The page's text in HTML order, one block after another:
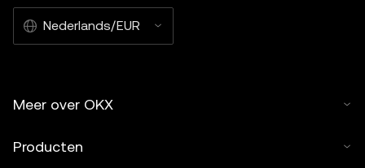
Nederlands/EUR
Meer over OKX
Producten